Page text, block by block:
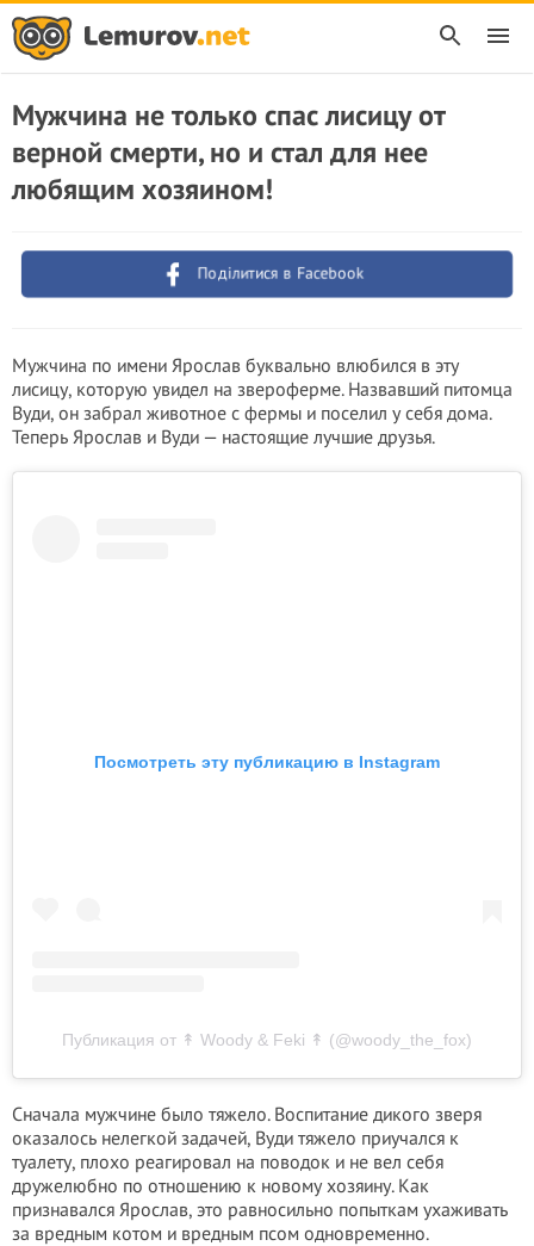
Мужчина не только спас лисицу от
верной смерти, но и стал для нее
любящим хозяином!
Поділитися в Facebook
Мужчина по имени Ярослав буквально влюбился в эту
лисицу, которую увидел на звероферме. Назвавший питомца
Вуди, он забрал животное с фермы и поселил у себя дома.
Теперь Ярослав и Вуди — настоящие лучшие друзья.
Посмотреть эту публикацию в Instagram
Публикация от ↟ Woody & Feki ↟ (@woody_the_fox)
Сначала мужчине было тяжело. Воспитание дикого зверя
оказалось нелегкой задачей, Вуди тяжело приучался к
туалету, плохо реагировал на поводок и не вел себя
дружелюбно по отношению к новому хозяину. Как
признавался Ярослав, это равносильно попыткам ухаживать
за вредным котом и вредным псом одновременно.